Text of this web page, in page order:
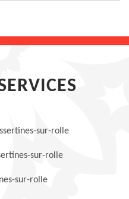
sur-rolle
sur-rolle
sur-rolle